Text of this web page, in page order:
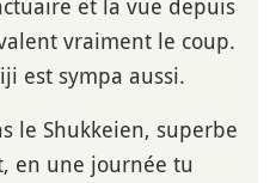
et la vue depuis
vraiment le coup.
est sympa aussi.
le Shukkeien, superbe
en une journée tu